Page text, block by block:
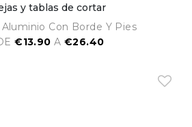
y tablas de cortar
Con Borde Y Pies
€13.90A €26.40